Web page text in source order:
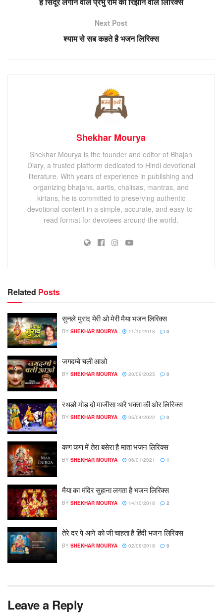
Next Post
श्याम से सब कहते है भजन लिरिक्स
Shekhar Mourya
Shekhar Mourya is the founder and editor of Bhajan
Diary, a trusted platform dedicated to Hindi devotional
literature. With years of experience in publishing and
organizing bhajans, aartis, chalisas, mantras, and
kirtans, he is committed to preserving authentic
devotional content in a simple, accurate, and easy-to-
read format for devotees around the world.
Related Posts
सुनले मुराद मेरी ओ मेरी मैया भजन लिरिक्स
BY SHEKHAR MOURYA 11/10/2018 0
जगदम्बे चली आओ
BY SHEKHAR MOURYA 20/09/2025 0
रथङो मोड़ दो माजीसा थारै भक्ता की ओर लिरिक्स
BY SHEKHAR MOURYA 05/04/2022 0
कण कण में तेरा बसेरा है माता भजन लिरिक्स
BY SHEKHAR MOURYA 06/01/2021 1
मैया का मंदिर सुहाना लगता है भजन लिरिक्स
BY SHEKHAR MOURYA 14/10/2018 2
तेरे दर पे आने को जी चाहता है हिंदी भजन लिरिक्स
BY SHEKHAR MOURYA 02/06/2018 0
Leave a Reply